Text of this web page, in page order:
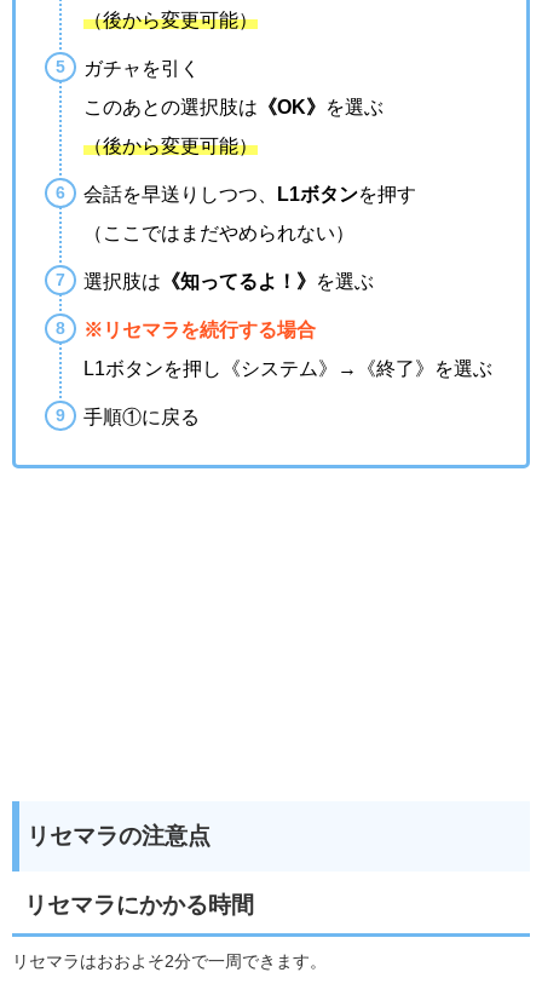
（後から変更可能）
ガチャを引く
このあとの選択肢は 《OK》
を選ぶ
（後から変更可能）
会話を早送りしつつ、 L1ボタンを押す
（ここではまだやめられない）
選択肢は 《知ってるよ！》 を選ぶ
※リセマラを続行する場合
L1ボタンを押し《システム》→《終了》を選ぶ
手順①に戻る
リセマラの注意点
リセマラにかかる時間
リセマラはおおよそ2分で一周できます。